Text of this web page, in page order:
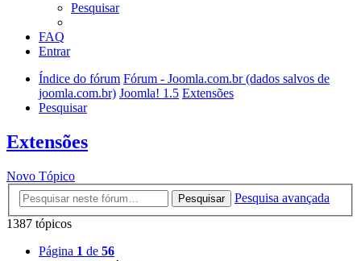
Pesquisar
FAQ
Entrar
Índice do fórum Fórum - Joomla.com.br (dados salvos de
joomla.com.br) Joomla! 1.5 Extensões
Pesquisar
Extensões
Novo Tópico
Pesquisar
Pesquisa avançada
1387 tópicos
Página 1 de 56